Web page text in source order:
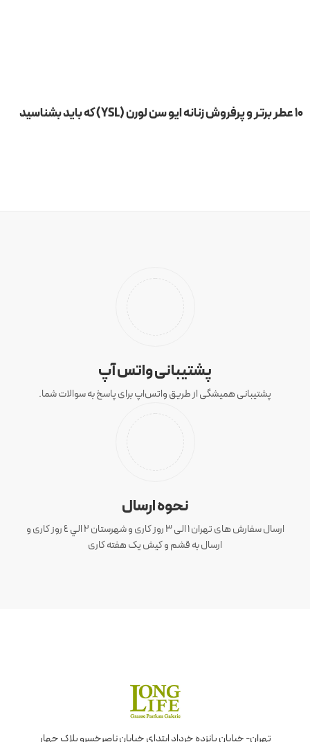
۱۰ عطر برتر و پرفروش زنانه ایو سن لورن (YSL) که باید بشناسید
پشتیبانی واتس آپ
پشتیبانی همیشگی از طریق واتس‌اپ برای پاسخ به سوالات شما.
نحوه ارسال
ارسال سفارش های تهران 1 الی 3 روز کاری و شهرستان ٢ الي ٤ روز کاری و
ارسال به قشم و کیش یک هفته کاری
تهران- خیابان پانزده خرداد ابتدای خیابان ناصرخسرو پلاک چهار